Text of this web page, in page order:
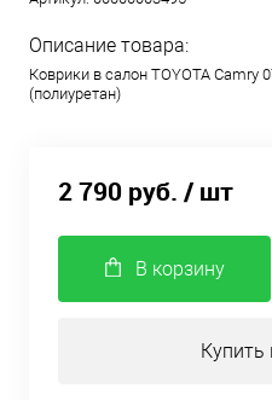
Описание товара:
Коврики в салон TOYOTA Camry
(полиуретан)
2 790 руб. / шт
В корзину
Купить